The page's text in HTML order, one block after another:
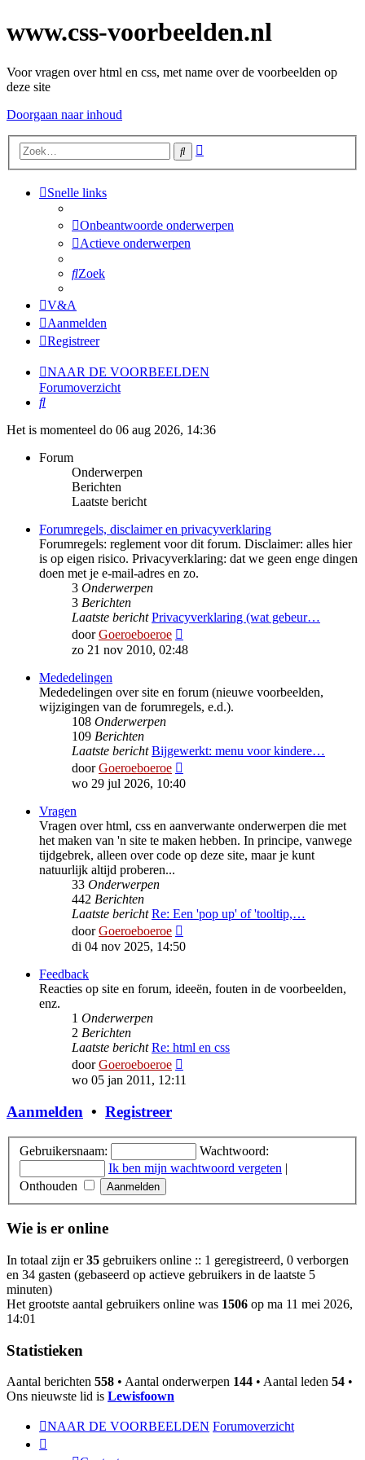
www.css-voorbeelden.nl
Voor vragen over html en css, met name over de voorbeelden op
deze site
Doorgaan naar inhoud
Zoek
Snelle links
Onbeantwoorde onderwerpen
Actieve onderwerpen
Zoek
V&A
Aanmelden
Registreer
NAAR DE VOORBEELDEN
Forumoverzicht
Zoek
Het is momenteel do 06 aug 2026, 14:36
Forum
Onderwerpen
Berichten
Laatste bericht
Forumregels, disclaimer en privacyverklaring
Forumregels: reglement voor dit forum. Disclaimer: alles hier
is op eigen risico. Privacyverklaring: dat we geen enge dingen
doen met je e-mail-adres en zo.
3 Onderwerpen
3 Berichten
Laatste bericht Privacyverklaring (wat gebeur…
doorGoeroeboeroe
laatste
zo 21 nov 2010, 02:48
Mededelingen
Mededelingen over site en forum (nieuwe voorbeelden,
wijzigingen van de forumregels, e.d.).
108 Onderwerpen
109 Berichten
Laatste bericht Bijgewerkt: menu voor kindere…
doorGoeroeboeroe
laatste
wo 29 jul 2026, 10:40
Vragen
Vragen over html, css en aanverwante onderwerpen die met
het maken van 'n site te maken hebben. In principe, vanwege
tijdgebrek, alleen over code op deze site, maar je kunt
natuurlijk altijd proberen...
33 Onderwerpen
442 Berichten
Laatste bericht Re: Een 'pop up' of 'tooltip,…
doorGoeroeboeroe
laatste
di 04 nov 2025, 14:50
Feedback
Reacties op site en forum, ideeën, fouten in de voorbeelden,
enz.
1 Onderwerpen
2 Berichten
Laatste bericht Re: html en css
doorGoeroeboeroe
laatste
wo 05 jan 2011, 12:11
Aanmelden • Registreer
Gebruikersnaam:
Wachtwoord:
Ik ben mijn wachtwoord vergeten |
Onthouden
Wie is er online
In totaal zijn er35 gebruikers online :: 1 geregistreerd, 0 verborgen
en 34 gasten (gebaseerd op actieve gebruikers in de laatste 5
minuten)
Het grootste aantal gebruikers online was 1506 op ma 11 mei 2026,
14:01
Statistieken
Aantal berichten 558 • Aantal onderwerpen 144 • Aantal leden 54 •
Ons nieuwste lid is Lewisfoown
NAAR DE VOORBEELDEN Forumoverzicht